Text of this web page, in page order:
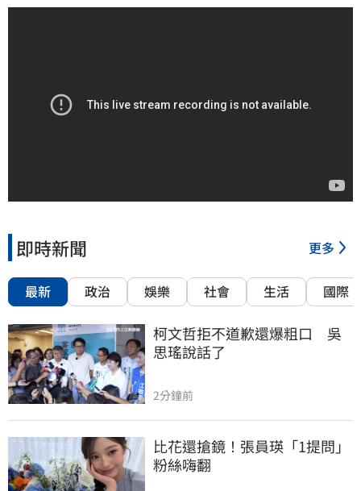
即時新聞 更多
最新 政治 娛樂 社會 生活 國際
柯文哲拒不道歉還爆粗口　吳
思瑤說話了
2分鐘前
比花還搶鏡！張員瑛「1提問」
粉絲嗨翻